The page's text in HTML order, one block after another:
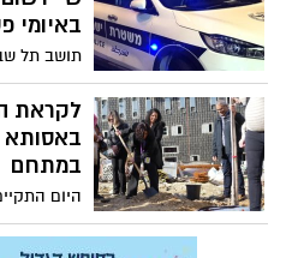
באיומי
תושב תל
בתחנת
פטיש.
שהוא גורם
לקראת
באסותא
במתחם
היום
החולים
יפתח לציבור